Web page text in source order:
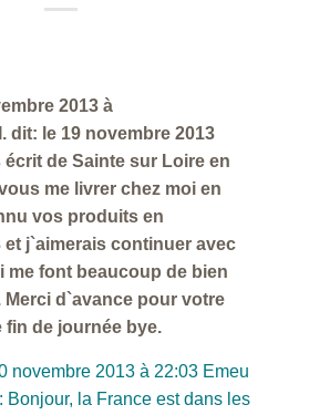
2013 à
dit: le 19 novembre 2013
écrit de Sainte sur Loire en
me livrer chez moi en
vos produits en
et j`aimerais continuer avec
me font beaucoup de bien
d`avance pour votre
fin de journée bye.
novembre 2013 à 22:03 Emeu
Bonjour, la France est dans les